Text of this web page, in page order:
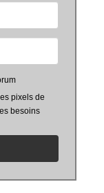
pixels de
besoins